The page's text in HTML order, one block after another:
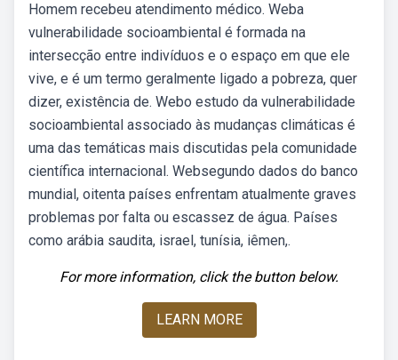
Homem recebeu atendimento médico. Weba
vulnerabilidade socioambiental é formada na
intersecção entre indivíduos e o espaço em que ele
vive, e é um termo geralmente ligado a pobreza, quer
dizer, existência de. Webo estudo da vulnerabilidade
socioambiental associado às mudanças climáticas é
uma das temáticas mais discutidas pela comunidade
científica internacional. Websegundo dados do banco
mundial, oitenta países enfrentam atualmente graves
problemas por falta ou escassez de água. Países
como arábia saudita, israel, tunísia, iêmen,.
For more information, click the button below.
LEARN MORE